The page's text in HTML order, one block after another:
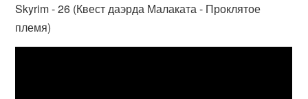
Skyrim - 26 (Квест даэрда Малаката - Проклятое
племя)